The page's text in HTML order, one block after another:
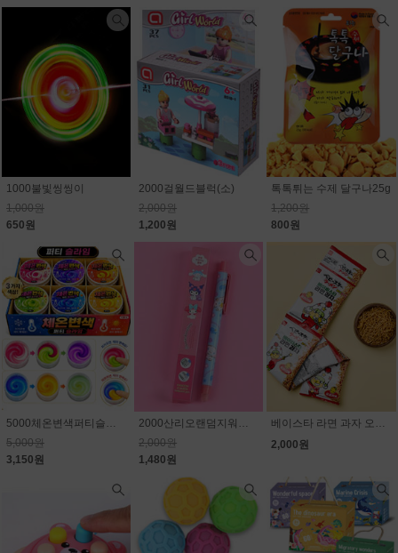
1000불빛씽씽이
1,000원
650원
2000걸월드블럭(소)
2,000원
1,200원
톡톡튀는 수제 달구나25g
1,200원
800원
5000체온변색퍼티슬라임
5,000원
3,150원
2000산리오랜덤지워지는볼펜
2,000원
1,480원
베이스타 라면 과자 오리지널 4p(줄줄이) 80g(20g×4개)
2,000원